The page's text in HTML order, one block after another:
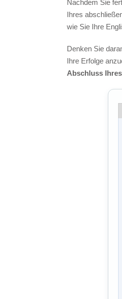
Nachdem Sie
Ihres
wie Sie Ihre
Denken Sie
Ihre Erfolge
Abschluss